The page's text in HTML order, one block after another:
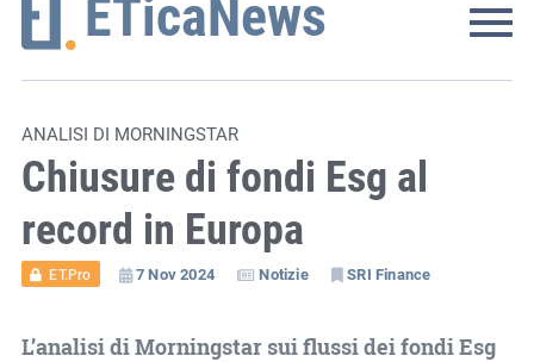
ANALISI DI MORNINGSTAR
Chiusure di fondi Esg al
record in Europa
ET.Pro 7 Nov 2024 Notizie SRI Finance
L’analisi di Morningstar sui flussi dei fondi Esg